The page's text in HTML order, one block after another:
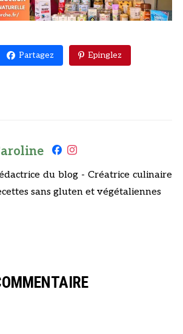
Partagez Epinglez
du blog - Créatrice culinaire
sans gluten et végétaliennes